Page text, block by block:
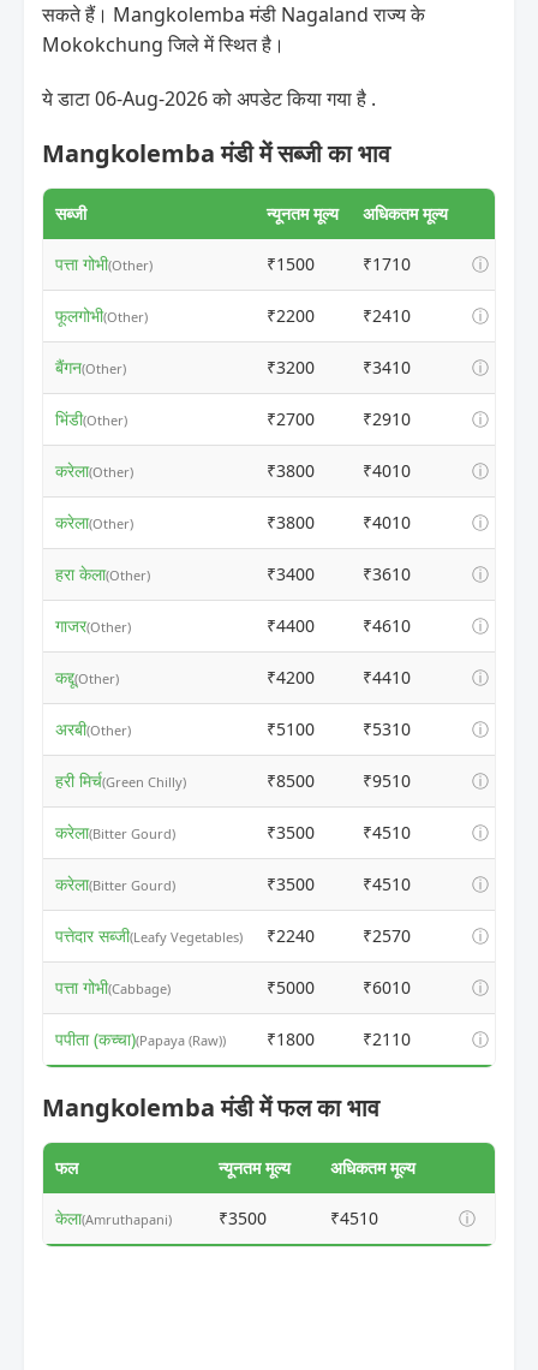
सकते हैं। Mangkolemba मंडी Nagaland राज्य के
Mokokchung जिले में स्थित है।
ये डाटा 06-Aug-2026 को अपडेट किया गया है .
Mangkolemba मंडी में सब्जी का भाव
सब्जी न्यूनतम मूल्य अधिकतम मूल्य
पत्ता गोभी(Other) ₹1500 ₹1710 ⓘ
फूलगोभी(Other) ₹2200 ₹2410 ⓘ
बैंगन(Other) ₹3200 ₹3410 ⓘ
भिंडी(Other) ₹2700 ₹2910 ⓘ
करेला(Other) ₹3800 ₹4010 ⓘ
करेला(Other) ₹3800 ₹4010 ⓘ
हरा केला(Other) ₹3400 ₹3610 ⓘ
गाजर(Other) ₹4400 ₹4610 ⓘ
कद्दू(Other) ₹4200 ₹4410 ⓘ
अरबी(Other) ₹5100 ₹5310 ⓘ
हरी मिर्च(Green Chilly) ₹8500 ₹9510 ⓘ
करेला(Bitter Gourd) ₹3500 ₹4510 ⓘ
करेला(Bitter Gourd) ₹3500 ₹4510 ⓘ
पत्तेदार सब्जी(Leafy Vegetables) ₹2240 ₹2570 ⓘ
पत्ता गोभी(Cabbage) ₹5000 ₹6010 ⓘ
पपीता (कच्चा)(Papaya (Raw)) ₹1800 ₹2110 ⓘ
Mangkolemba मंडी में फल का भाव
फल न्यूनतम मूल्य अधिकतम मूल्य
केला(Amruthapani) ₹3500 ₹4510 ⓘ